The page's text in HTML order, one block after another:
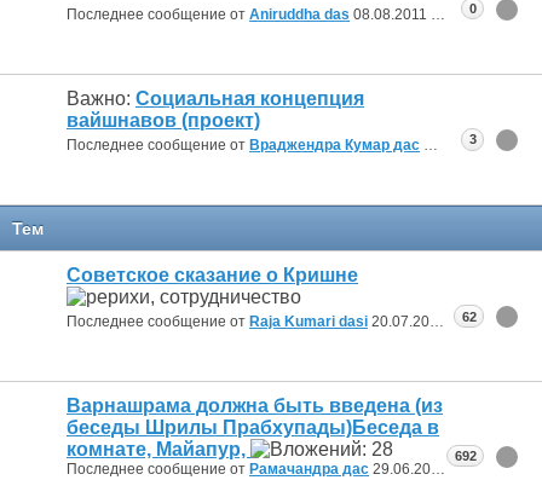
Последнее сообщение от Aniruddha das 08.08.2011 07:500
Важно: Социальная концепция
вайшнавов (проект)
Последнее сообщение от Враджендра Кумар дас 07:11
3
Тем
Советское сказание о Кришне
Последнее сообщение от Raja Kumari dasi 20.07.2026 21:46
62
Варнашрама должна быть введена (из
беседы Шрилы Прабхупады)Беседа в
комнате, Майапур,
Последнее сообщение от Рамачандра дас 29.06.2026 21:42
692